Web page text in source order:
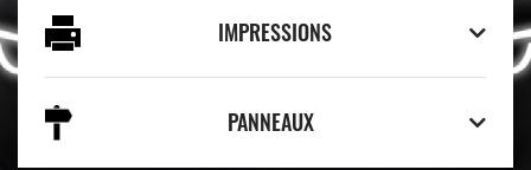
IMPRESSIONS
PANNEAUX